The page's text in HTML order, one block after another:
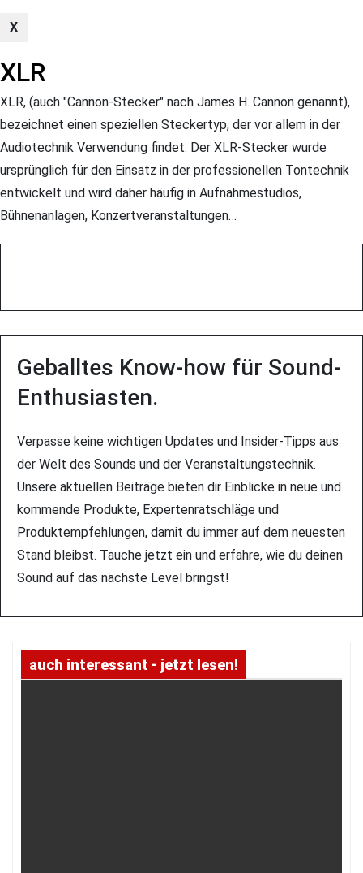
d
u
r
c
h
s
u
X
XLR
XLR, (auch "Cannon-Stecker" nach James H. Cannon genannt),
bezeichnet einen speziellen Steckertyp, der vor allem in der
Audiotechnik Verwendung findet. Der XLR-Stecker wurde
ursprünglich für den Einsatz in der professionellen Tontechnik
entwickelt und wird daher häufig in Aufnahmestudios,
Bühnenanlagen, Konzertveranstaltungen…
Geballtes Know-how für Sound-
Enthusiasten.
Verpasse keine wichtigen Updates und Insider-Tipps aus
der Welt des Sounds und der Veranstaltungstechnik.
Unsere aktuellen Beiträge bieten dir Einblicke in neue und
kommende Produkte, Expertenratschläge und
Produktempfehlungen, damit du immer auf dem neuesten
Stand bleibst. Tauche jetzt ein und erfahre, wie du deinen
Sound auf das nächste Level bringst!
auch interessant - jetzt lesen!